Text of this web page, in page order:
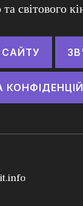
та світового